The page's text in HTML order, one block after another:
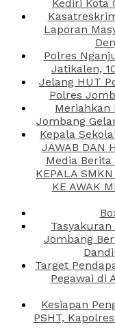
Kediri Kota
Laporan
Polres
Jatikalen,
Jelang HUT
Polres
Meriahkan
Jombang
Kepala
JAWAB DAN
Media Berita
KEPALA
KE AWAK
Jombang
Target
Pegawai di
Kesiapan
PSHT,